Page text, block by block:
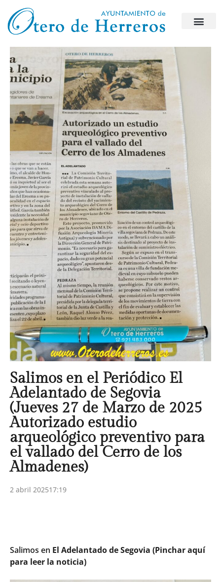
Salimos en el Periódico El
Adelantado de Segovia
(Jueves 27 de Marzo de 2025
Autorizado estudio
arqueológico preventivo para
el vallado del Cerro de los
Almadenes)
2 abril 202517:19
Salimos en El Adelantado de Segovia (Pinchar aquí
para leer la noticia)